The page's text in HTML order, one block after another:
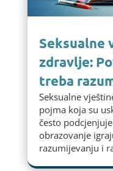
Seksualne
zdravlje:
treba
Seksualne
pojma koja su
često
obrazovanje
razumijevanju i